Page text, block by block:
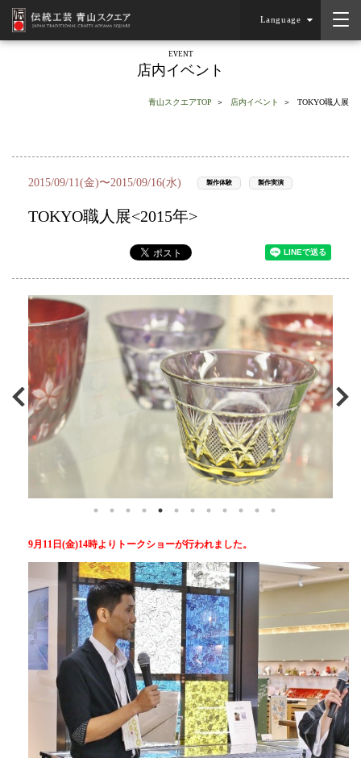
Language
EVENT
店内イベント
青山スクエアTOP 店内イベント TOKYO職人展
2015/09/11(金)〜2015/09/16(水) 製作体験 製作実演
TOKYO職人展<2015年>
9月11日(金)14時よりトークショーが行われました。